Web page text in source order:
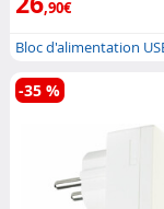
,90€
Bloc d'alimentation
multiple su...
-35 %